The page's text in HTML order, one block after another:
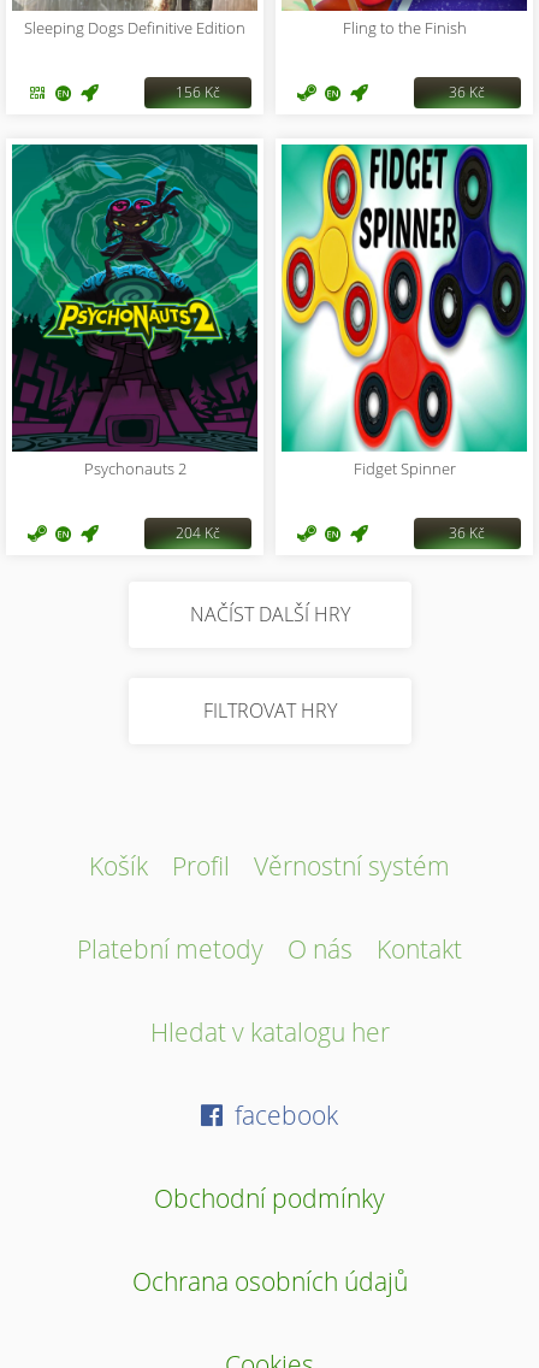
Sleeping Dogs Definitive Edition
156 Kč
Fling to the Finish
36 Kč
Psychonauts 2
204 Kč
Fidget Spinner
36 Kč
NAČÍST DALŠÍ HRY
FILTROVAT HRY
Košík Profil Věrnostní systém
Platební metody O nás Kontakt
Hledat v katalogu her
facebook
Obchodní podmínky
Ochrana osobních údajů